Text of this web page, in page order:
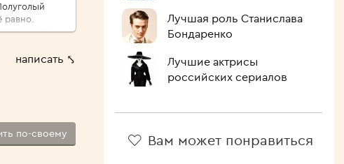
равно.
просыпу,
роза
шипит,
вас голова.
написать ⤣
по-своему
Лучшая роль Станислава
Бондаренко
Лучшие актрисы
российских сериалов
Вам может понравиться